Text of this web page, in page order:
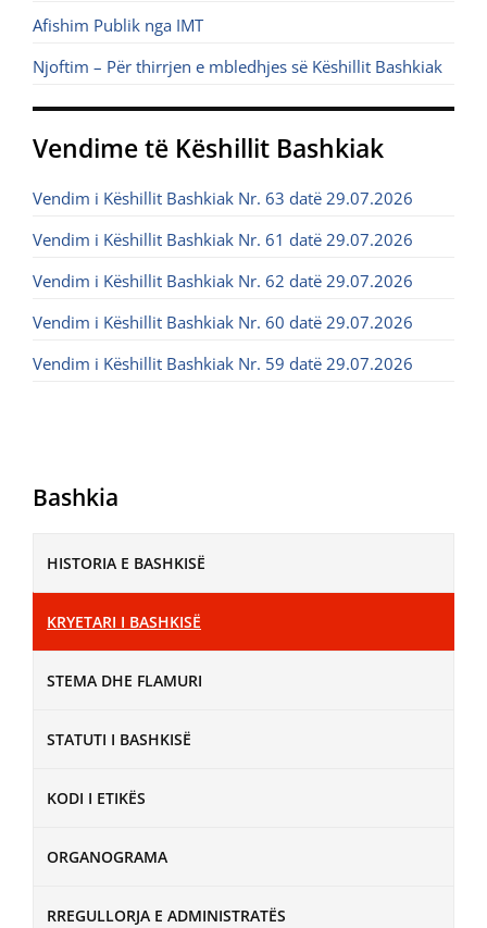
Bashkia
HISTORIA E BASHKISË
KRYETARI I BASHKISË
STEMA DHE FLAMURI
STATUTI I BASHKISË
KODI I ETIKËS
ORGANOGRAMA
RREGULLORJA E ADMINISTRATËS
Afishim Publik nga IMT
Njoftim – Për thirrjen e mbledhjes së Këshillit Bashkiak
Vendime të Këshillit Bashkiak
Vendim i Këshillit Bashkiak Nr. 63 datë 29.07.2026
Vendim i Këshillit Bashkiak Nr. 61 datë 29.07.2026
Vendim i Këshillit Bashkiak Nr. 62 datë 29.07.2026
Vendim i Këshillit Bashkiak Nr. 60 datë 29.07.2026
Vendim i Këshillit Bashkiak Nr. 59 datë 29.07.2026